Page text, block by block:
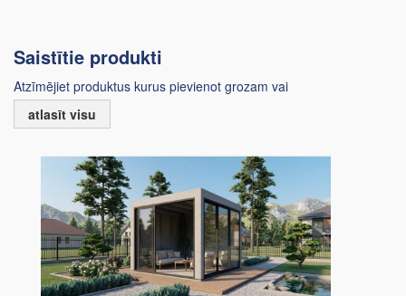
Saistītie produkti
Atzīmējiet produktus kurus pievienot grozam vai
atlasīt visu